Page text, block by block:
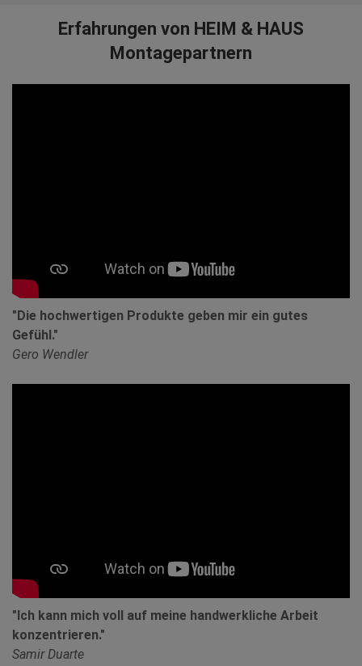
Erfahrungen von HEIM & HAUS
Montagepartnern
"Die hochwertigen Produkte geben mir ein gutes
Gefühl."
Gero Wendler
"Ich kann mich voll auf meine handwerkliche Arbeit
konzentrieren."
Samir Duarte